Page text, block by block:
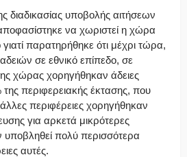
διαδικασίας υποβολής αιτήσεων
να χωριστεί η χώρα
γιατί παρατηρήθηκε ότι μέχρι τώρα,
σε εθνικό επίπεδο, σε
χώρας χορηγήθηκαν άδειες
περιφερειακής έκτασης, που
περιφέρειες χορηγήθηκαν
για αρκετά μικρότερες
υποβληθεί πολύ περισσότερα
αυτές.